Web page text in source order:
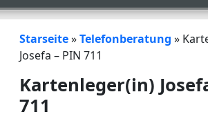
Starseite»Telefonberatung »
Josefa – PIN 711
Kartenleger(in)
711